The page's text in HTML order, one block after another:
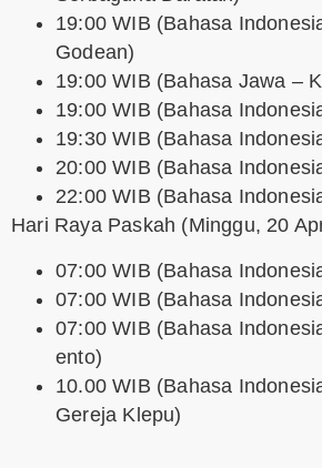
19:00 WIB (Bahasa
Godean)
19:00 WIB (Bahasa Jawa –
19:00 WIB (Bahasa
19:30 WIB (Bahasa
20:00 WIB (Bahasa
22:00 WIB (Bahasa
Hari Raya Paskah (Minggu, 20
07:00 WIB (Bahasa
07:00 WIB (Bahasa
07:00 WIB (Bahasa
ento)
10.00 WIB (Bahasa
Gereja Klepu)